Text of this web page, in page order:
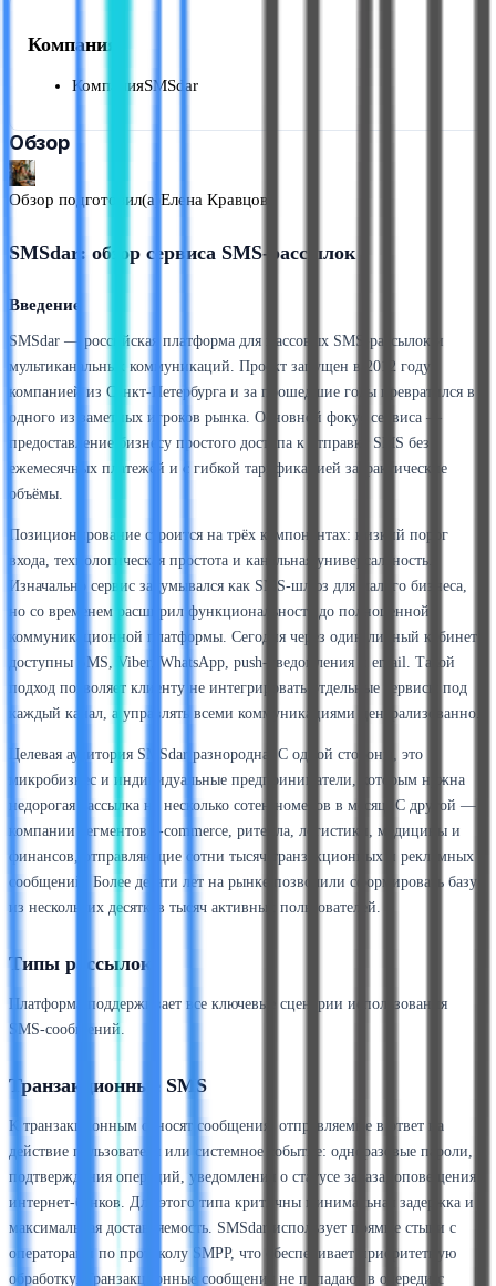
Компания
КомпанияSMSdar
Обзор
Обзор подготовил(а) Елена Кравцова
SMSdar: обзор сервиса SMS-рассылок
Введение
SMSdar — российская платформа для массовых SMS-рассылок и
мультиканальных коммуникаций. Проект запущен в 2012 году
компанией из Санкт-Петербурга и за прошедшие годы превратился в
одного из заметных игроков рынка. Основной фокус сервиса —
предоставление бизнесу простого доступа к отправке SMS без
ежемесячных платежей и с гибкой тарификацией за фактические
объёмы.
Позиционирование строится на трёх компонентах: низкий порог
входа, технологическая простота и канальная универсальность.
Изначально сервис задумывался как SMS-шлюз для малого бизнеса,
но со временем расширил функциональность до полноценной
коммуникационной платформы. Сегодня через один личный кабинет
доступны SMS, Viber, WhatsApp, push-уведомления и email. Такой
подход позволяет клиенту не интегрировать отдельные сервисы под
каждый канал, а управлять всеми коммуникациями централизованно.
Целевая аудитория SMSdar разнородна. С одной стороны, это
микробизнес и индивидуальные предприниматели, которым нужна
недорогая рассылка на несколько сотен номеров в месяц. С другой —
компании сегментов e-commerce, ритейла, логистики, медицины и
финансов, отправляющие сотни тысяч транзакционных и рекламных
сообщений. Более десяти лет на рынке позволили сформировать базу
из нескольких десятков тысяч активных пользователей.
Типы рассылок
Платформа поддерживает все ключевые сценарии использования
SMS-сообщений.
Транзакционные SMS
К транзакционным относят сообщения, отправляемые в ответ на
действие пользователя или системное событие: одноразовые пароли,
подтверждения операций, уведомления о статусе заказа, оповещения
интернет-банков. Для этого типа критичны минимальная задержка и
максимальная доставляемость. SMSdar использует прямые стыки с
операторами по протоколу SMPP, что обеспечивает приоритетную
обработку. Транзакционные сообщения не попадают в очереди с